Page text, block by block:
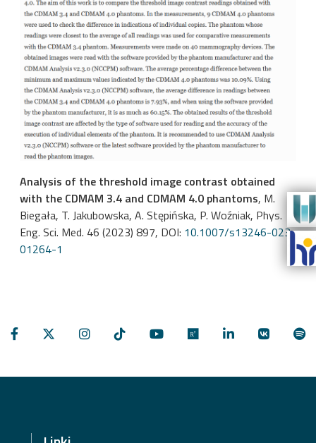
Analysis of the threshold image contrast obtained
with the CDMAM 3.4 and CDMAM 4.0 phantoms, M.
Biegała, T. Jakubowska, A. Stępińska, P. Woźniak, Phys.
Eng. Sci. Med. 46 (2023) 897, DOI: 10.1007/s13246-023-
01264-1